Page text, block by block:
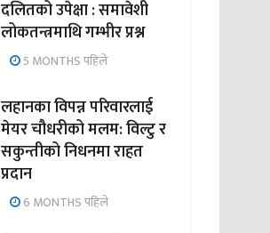
दलितको उपेक्षा : समावेशी
लोकतन्त्रमाथि गम्भीर प्रश्न
5 MONTHS पहिले
लहानका विपन्न परिवारलाई
मेयर चौधरीको मलम: विल्टु र
सकुन्तीको निधनमा राहत
प्रदान
6 MONTHS पहिले